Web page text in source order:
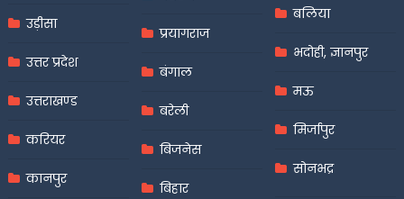
उड़ीसा
उत्तर प्रदेश
उत्तराखण्ड
करियर
कानपुर
प्रयागराज
बंगाल
बरेली
बिजनेस
बिहार
बलिया
भदोही, ज्ञानपुर
मऊ
मिर्जापुर
सोनभद्र